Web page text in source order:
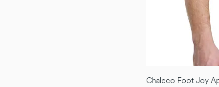
Chaleco Foot Joy